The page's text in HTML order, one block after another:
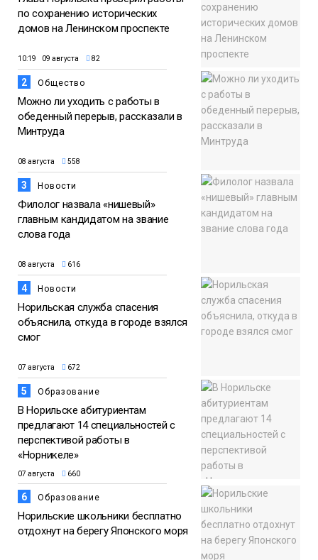
по сохранению исторических
домов на Ленинском проспекте
10:19 09 августа 82
2 Общество
Можно ли уходить с работы в
обеденный перерыв, рассказали в
Минтруда
08 августа 558
3 Новости
Филолог назвала «нишевый»
главным кандидатом на звание
слова года
08 августа 616
4 Новости
Норильская служба спасения
объяснила, откуда в городе взялся
смог
07 августа 672
5 Образование
В Норильске абитуриентам
предлагают 14 специальностей с
перспективой работы в
«Норникеле»
07 августа 660
6 Образование
Норильские школьники бесплатно
отдохнут на берегу Японского моря